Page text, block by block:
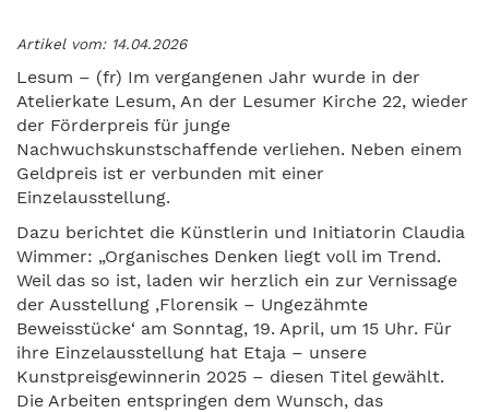
Artikel vom: 14.04.2026
Lesum – (fr) Im vergangenen Jahr wurde in der
Atelierkate Lesum, An der Lesumer Kirche 22, wieder
der Förderpreis für junge
Nachwuchskunstschaffende verliehen. Neben einem
Geldpreis ist er verbunden mit einer
Einzelausstellung.
Dazu berichtet die Künstlerin und Initiatorin Claudia
Wimmer: „Organisches Denken liegt voll im Trend.
Weil das so ist, laden wir herzlich ein zur Vernissage
der Ausstellung ‚Florensik – Ungezähmte
Beweisstücke‘ am Sonntag, 19. April, um 15 Uhr. Für
ihre Einzelausstellung hat Etaja – unsere
Kunstpreisgewinnerin 2025 – diesen Titel gewählt.
Die Arbeiten entspringen dem Wunsch, das